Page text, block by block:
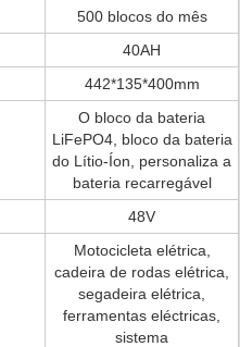
500 blocos do mês
40AH
442*135*400mm
O bloco da bateria
LiFePO4, bloco da bateria
do Lítio-Íon, personaliza a
bateria recarregável
48V
Motocicleta elétrica,
cadeira de rodas elétrica,
segadeira elétrica,
ferramentas eléctricas,
sistema